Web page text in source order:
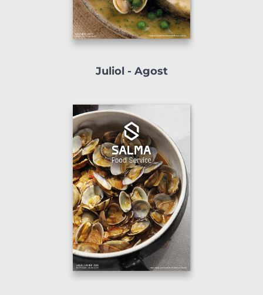
Juliol - Agost